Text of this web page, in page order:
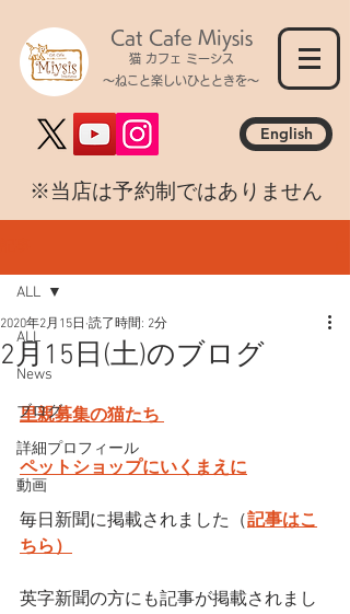
Cat Cafe Miysis
猫 カフェ ミーシス
～ねこと楽しいひとときを～
English
​※当店は予約制ではありません
ALL
News
ブログ
詳細プロフィール
動画
ALL
2月15日(土)のブログ
2020年2月15日 読了時間: 2分
里親募集の猫たち
ペットショップにいくまえに
毎日新聞に掲載されました（記事はこ
ちら）
英字新聞の方にも記事が掲載されまし